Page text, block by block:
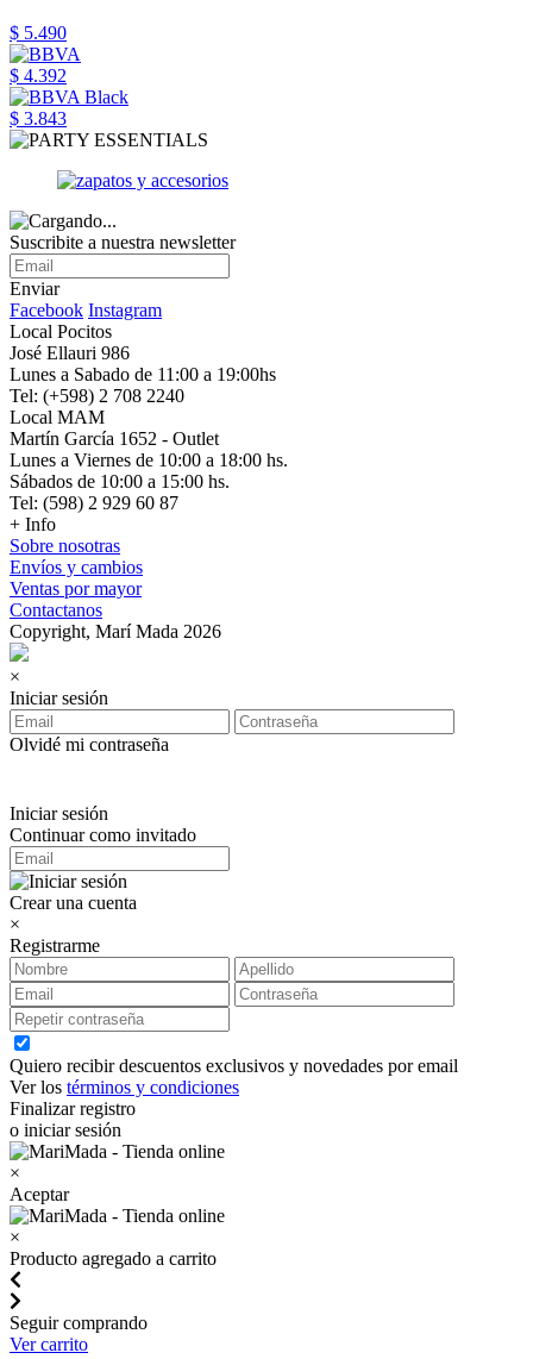
$ 5.490
$ 4.392
$ 3.843
Suscribite a nuestra newsletter
Enviar
Facebook Instagram
Local Pocitos
José Ellauri 986
Lunes a Sabado de 11:00 a 19:00hs
Tel: (+598) 2 708 2240
Local MAM
Martín García 1652 - Outlet
Lunes a Viernes de 10:00 a 18:00 hs.
Sábados de 10:00 a 15:00 hs.
Tel: (598) 2 929 60 87
+ Info
Sobre nosotras
Envíos y cambios
Ventas por mayor
Contactanos
Copyright, Marí Mada 2026
×
Iniciar sesión
Olvidé mi contraseña
Iniciar sesión
Continuar como invitado
Crear una cuenta
×
Registrarme
Quiero recibir descuentos exclusivos y novedades por email
Ver los términos y condiciones
Finalizar registro
o iniciar sesión
×
Aceptar
×
Producto agregado a carrito
Seguir comprando
Ver carrito